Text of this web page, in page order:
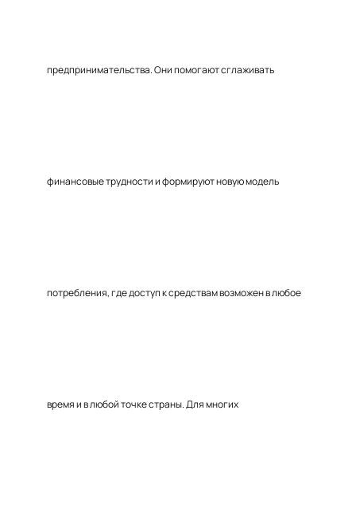
предпринимательства. Они помогают сглаживать
финансовые трудности и формируют новую модель
потребления, где доступ к средствам возможен в любое
время и в любой точке страны. Для многих